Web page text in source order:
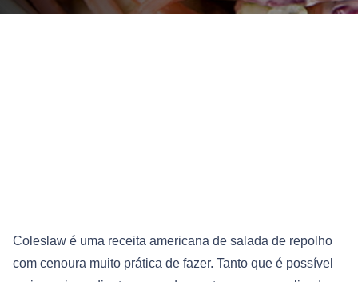
Coleslaw é uma receita americana de salada de repolho
com cenoura muito prática de fazer. Tanto que é possível